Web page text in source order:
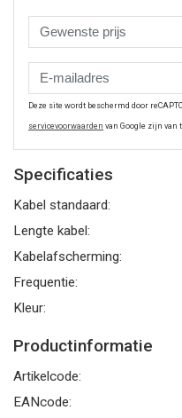
Deze site wordt beschermd door
servicevoorwaarden van Google zijn van
Specificaties
Kabel standaard:
Lengte kabel:
Kabelafscherming:
Frequentie:
Kleur:
Productinformatie
Artikelcode:
EANcode: